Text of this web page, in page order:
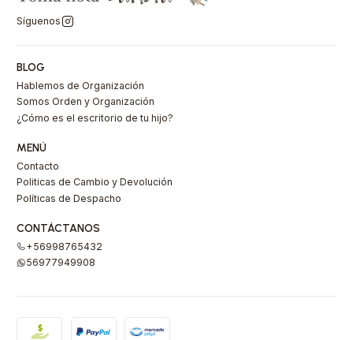
Síguenos
BLOG
Hablemos de Organización
Somos Orden y Organización
¿Cómo es el escritorio de tu hijo?
MENÚ
Contacto
Politicas de Cambio y Devolución
Políticas de Despacho
CONTÁCTANOS
+56998765432
56977949908